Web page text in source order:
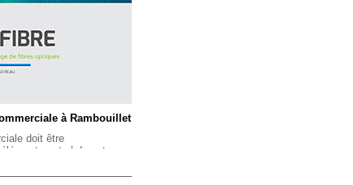
à Rambouillet
doit être
central de votre
diffusion de ce document